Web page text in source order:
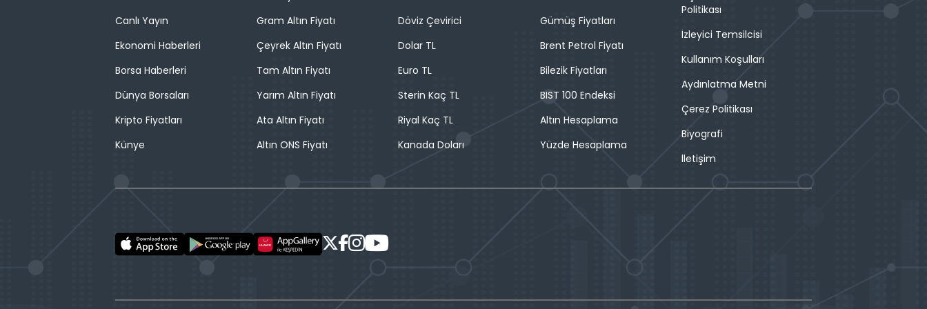
Canlı Yayın
Ekonomi Haberleri
Borsa Haberleri
Dünya Borsaları
Kripto Fiyatları
Künye
Gram Altın Fiyatı
Çeyrek Altın Fiyatı
Tam Altın Fiyatı
Yarım Altın Fiyatı
Ata Altın Fiyatı
Altın ONS Fiyatı
Döviz Çevirici
Dolar TL
Euro TL
Sterin Kaç TL
Riyal Kaç TL
Kanada Doları
Gümüş Fiyatları
Brent Petrol Fiyatı
Bilezik Fiyatları
BIST 100 Endeksi
Altın Hesaplama
Yüzde Hesaplama
Politikası
İzleyici Temsilcisi
Kullanım Koşulları
Aydınlatma Metni
Çerez Politikası
Biyografi
İletişim